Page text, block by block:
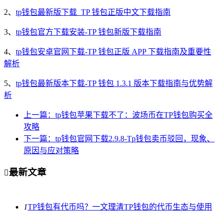
2、 tp钱包最新版下载_TP 钱包正版中文下载指南
3、 tp钱包官方下载安装-TP 钱包新版下载指南
4、 tp钱包安卓官网下载-TP 钱包正版 APP 下载指南及重要性
解析
5、 tp钱包最新版本下载-TP 钱包 1.3.1 版本下载指南与优势解
析
上一篇：tp钱包苹果下载不了：波场币在TP钱包购买全
攻略
下一篇：tp钱包官网下载2.9.8-Tp钱包卖币驳回，现象、
原因与应对策略
最新文章
1TP钱包有代币吗？一文理清TP钱包的代币生态与使用